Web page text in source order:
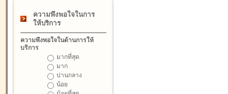
ความพึงพอใจในการ
ให้บริการ
ความพึงพอใจในด้านการให้
บริการ
มากที่สุด
มาก
ปานกลาง
น้อย